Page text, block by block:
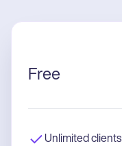
Free
Unlimited clients